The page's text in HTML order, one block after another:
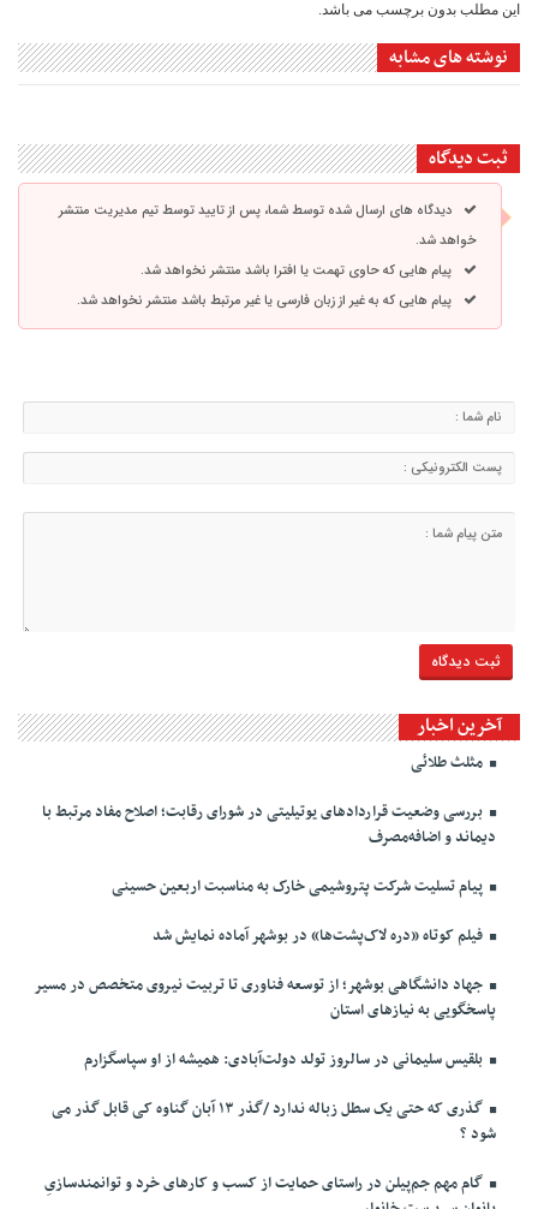
این مطلب بدون برچسب می باشد.
نوشته های مشابه
ثبت دیدگاه
دیدگاه های ارسال شده توسط شما، پس از تایید توسط تیم مدیریت منتشر
خواهد شد.
پیام هایی که حاوی تهمت یا افترا باشد منتشر نخواهد شد.
پیام هایی که به غیر از زبان فارسی یا غیر مرتبط باشد منتشر نخواهد شد.
آخرین اخبار
مثلث طلائی
بررسی وضعیت قراردادهای یوتیلیتی در شورای رقابت؛ اصلاح مفاد مرتبط با
دیماند و اضافه‌مصرف
پیام تسلیت شرکت پتروشیمی خارک به مناسبت اربعین حسینی
فیلم کوتاه «دره لاک‌پشت‌ها» در بوشهر آماده نمایش شد
جهاد دانشگاهی بوشهر؛ از توسعه فناوری تا تربیت نیروی متخصص در مسیر
پاسخگویی به نیازهای استان
بلقیس سلیمانی در سالروز تولد دولت‌آبادی: همیشه از او سپاسگزارم
گذری که حتی یک سطل زباله ندارد /گذر ۱۳ آبان گناوه کی قابل گذر می
شود ؟
گام مهم جم‌پیلن در راستای حمایت از کسب و کارهای خرد و توانمندسازیِ